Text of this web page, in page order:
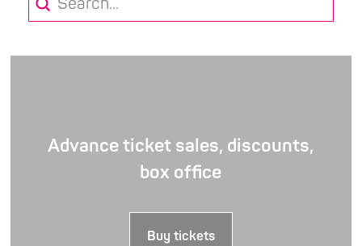
Search
Advance ticket sales, discounts,
box office
Buy tickets